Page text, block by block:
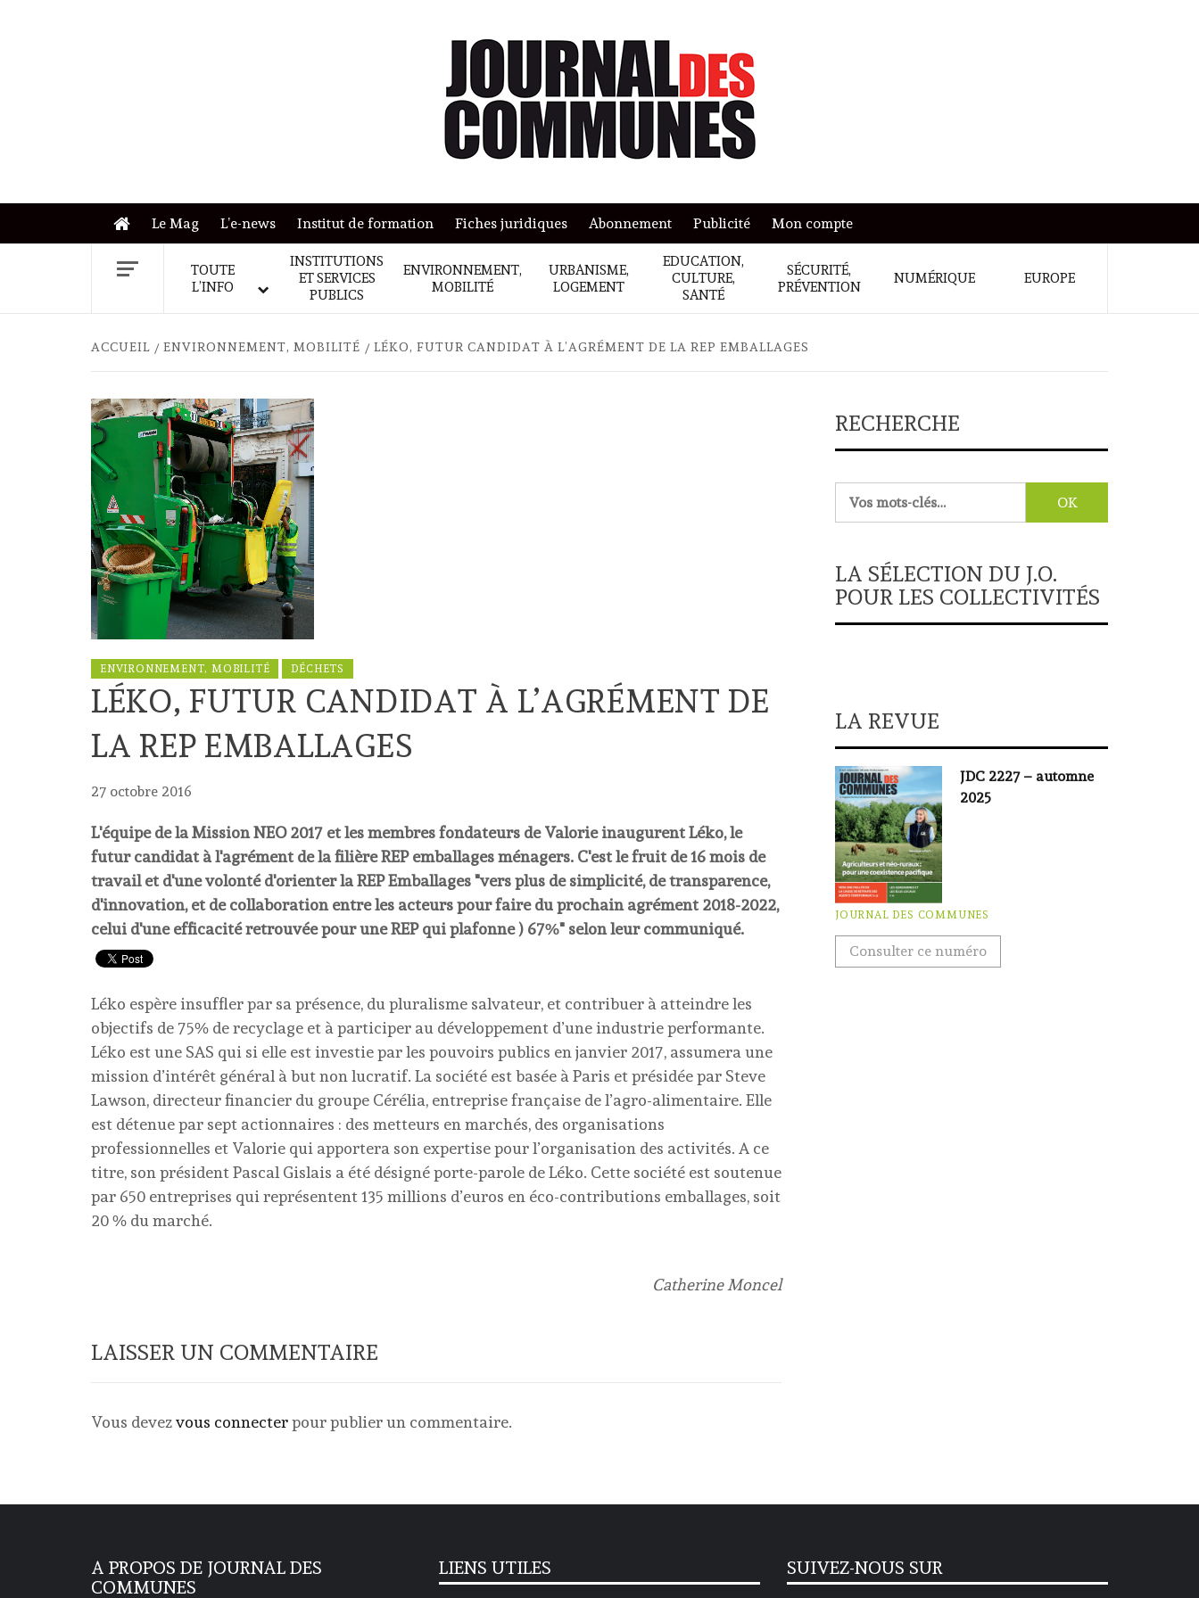
Le Mag L’e-news Institut de formation Fiches juridiques Abonnement Publicité Mon compte
TOUTE
L’INFO
INSTITUTIONS
ET SERVICES
PUBLICS
ENVIRONNEMENT,
MOBILITÉ
URBANISME,
LOGEMENT
EDUCATION,
CULTURE,
SANTÉ
SÉCURITÉ,
PRÉVENTION
NUMÉRIQUE EUROPE
ACCUEIL ENVIRONNEMENT, MOBILITÉ LÉKO, FUTUR CANDIDAT À L’AGRÉMENT DE LA REP EMBALLAGES
ENVIRONNEMENT, MOBILITÉ DÉCHETS
LÉKO, FUTUR CANDIDAT À L’AGRÉMENT DE
LA REP EMBALLAGES
27 octobre 2016
L'équipe de la Mission NEO 2017 et les membres fondateurs de Valorie inaugurent Léko, le
futur candidat à l'agrément de la filière REP emballages ménagers. C'est le fruit de 16 mois de
travail et d'une volonté d'orienter la REP Emballages "vers plus de simplicité, de transparence,
d'innovation, et de collaboration entre les acteurs pour faire du prochain agrément 2018-2022,
celui d'une efficacité retrouvée pour une REP qui plafonne ) 67%" selon leur communiqué.
Léko espère insuffler par sa présence, du pluralisme salvateur, et contribuer à atteindre les
objectifs de 75% de recyclage et à participer au développement d’une industrie performante.
Léko est une SAS qui si elle est investie par les pouvoirs publics en janvier 2017, assumera une
mission d’intérêt général à but non lucratif. La société est basée à Paris et présidée par Steve
Lawson, directeur financier du groupe Cérélia, entreprise française de l’agro-alimentaire. Elle
est détenue par sept actionnaires : des metteurs en marchés, des organisations
professionnelles et Valorie qui apportera son expertise pour l’organisation des activités. A ce
titre, son président Pascal Gislais a été désigné porte-parole de Léko. Cette société est soutenue
par 650 entreprises qui représentent 135 millions d’euros en éco-contributions emballages, soit
20 % du marché.
Catherine Moncel
LAISSER UN COMMENTAIRE
Vous devezvous connecterpour publier un commentaire.
RECHERCHE
LA SÉLECTION DU J.O.
POUR LES COLLECTIVITÉS
LA REVUE
JDC 2227 – automne
2025
JOURNAL DES COMMUNES
Consulter ce numéro
A PROPOS DE JOURNAL DES
COMMUNES
LIENS UTILES SUIVEZ-NOUS SUR